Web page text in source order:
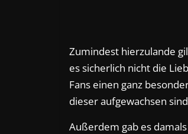
Zumindest hierzulande
es sicherlich nicht die
Fans einen ganz
dieser aufgewachsen
Außerdem gab es